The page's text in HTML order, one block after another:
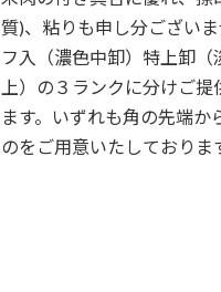
質)、粘りも申し分ござい
フ入（濃色中卸）特上卸
上）の３ランクに分けご
ます。いずれも角の先端か
のをご用意いたしておりま